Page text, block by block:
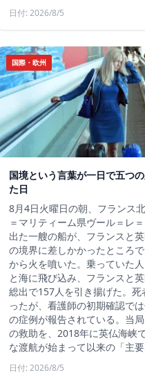
日付: 2026/8/5
国際・欧州
国境という言葉が一日で五つ
た日
8月4日火曜日の朝、フランス
＝マリティーム県ヴール＝レ
出た一艘の船が、フランスと
の境界に差しかかったところ
から火を噴いた。乗っていた
と海に飛び込み、フランスと
総出で157人を引き揚げた。死
ったが、看護師の初期確認で
の症例が報告されている。当
の救助を、2018年に英仏海峡
な渡航が始まって以来の「主
日付: 2026/8/5